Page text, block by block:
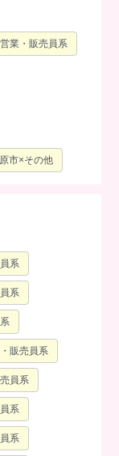
業・販売員系
市×その他
系
系
販売員系
員系
系
系